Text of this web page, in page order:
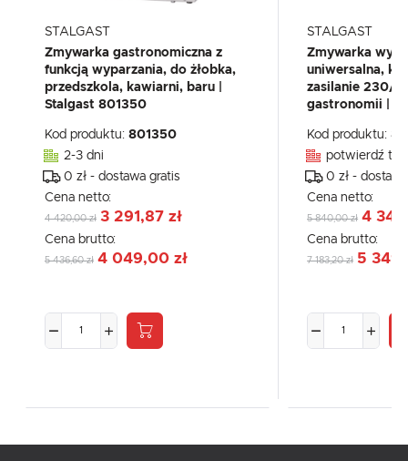
STALGAST
Zmywarka gastronomiczna z
funkcją wyparzania, do żłobka,
przedszkola, kawiarni, baru |
Stalgast 801350
Kod produktu: 801350
2-3 dni
0 zł - dostawa gratis
Cena netto:
4 420,00 zł 3 291,87 zł
Cena brutto:
5 436,60 zł 4 049,00 zł
STALGAST
Zmywarka
uniwersalna,
zasilanie 230/
gastronomii |
Kod produktu:
potwierdź
0 zł -
Cena netto:
5 840,00 zł 4
Cena brutto:
7 183,20 zł 5